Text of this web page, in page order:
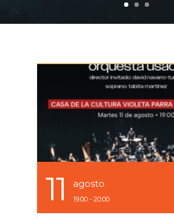
11 Agosto
19:00 - 20:00